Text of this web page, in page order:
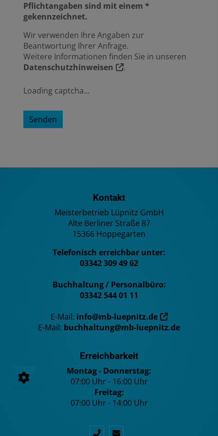
Pflichtangaben sind mit einem *
gekennzeichnet.
Wir verwenden Ihre Angaben zur
Beantwortung Ihrer Anfrage.
Weitere Informationen finden Sie in unseren
Datenschutzhinweisen
.
Loading captcha...
Senden
Kontakt
Meisterbetrieb Lüpnitz GmbH
Alte Berliner Straße 87
15366 Hoppegarten
Telefonisch erreichbar unter:
03342 309 49 62
Buchhaltung / Personalbüro:
03342 544 01 11
E-Mail: info@mb-luepnitz.de
E-Mail: buchhaltung@mb-luepnitz.de
Erreichbarkeit
Montag - Donnerstag:
07:00 Uhr - 16:00 Uhr
Freitag:
07:00 Uhr - 14:00 Uhr